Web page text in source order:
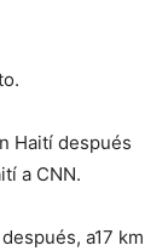
Haití después
a CNN.
a17 km